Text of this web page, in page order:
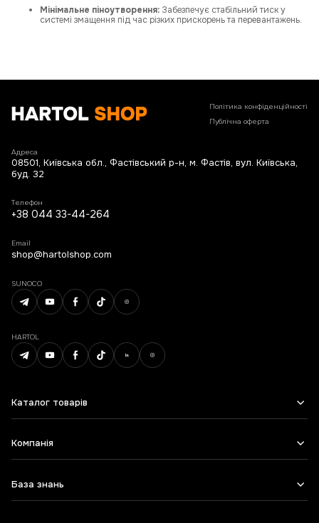
Мінімальне піноутворення: Забезпечує стабільний тиск у
системі змащення під час різких прискорень та перевантажень.
Політика конфіденційності
Публічна оферта
Адреса
08501, Київська обл., Фастівський р-н, м. Фастів, вул. Київська,
буд. 32
Телефон
+38 044 33-44-264
Email
shop@hartolshop.com
SUNOCO
HARTOL
Каталог товарів
Компанія
База знань